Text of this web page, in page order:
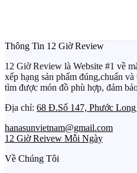
Thông Tin 12 Giờ Review
12 Giờ Review là Website #1 về
xếp hạng sản phẩm đúng,chuẩn
tìm được món đồ phù hợp, đảm
Địa chỉ: 68 Đ.Số 147, Phước
hanasunvietnam@gmail.com
12 Giờ Reivew Mỗi Ngày
Về Chúng Tôi